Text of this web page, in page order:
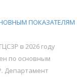
ПОКАЗАТЕЛЯМ
в 2026 году
по основным
Департамент